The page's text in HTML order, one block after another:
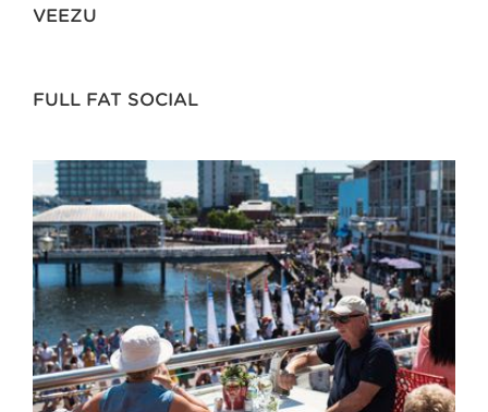
VEEZU
FULL FAT SOCIAL